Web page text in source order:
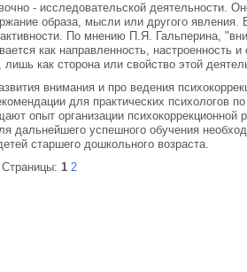
- исследовательской деятельности.
образа, мысли или другого явления.
По мнению П.Я. Гальперина,
как направленность, настроенность и
как сторона или свойство этой
внимания и про ведения
для практических психологов
опыт организации психокоррекционной
дальнейшего успешного обучения
старшего дошкольного возраста.
Страницы: 1 2